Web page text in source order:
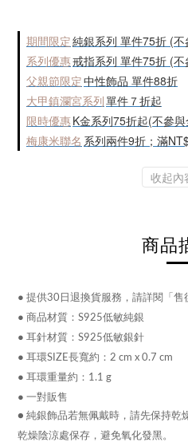
期間限定純銀系列 單件75折 (不
系列優惠戒指系列 單件75折 (不
父親節限定中性飾品 單件88折
大甲鎮瀾宮系列單件７折起
限時優惠K金系列75折起(不參與
梅康米聯名 系列兩件9折；滿
收起內
商品
● 提供30日退換貨服務，請詳閱「售
● 商品材質： S925低敏純銀
● 耳針材質：S925低敏銀針
● 耳環SIZE長寬約： 2 cm x 0.7 cm
● 耳環重量約：1.1 g
● 一對販售
● 純銀飾品若無佩戴時，請先保持乾
乾燥陰涼處保存，避免氧化發黑。